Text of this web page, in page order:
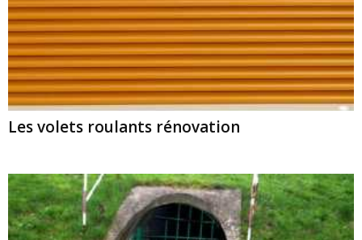
Les volets roulants rénovation